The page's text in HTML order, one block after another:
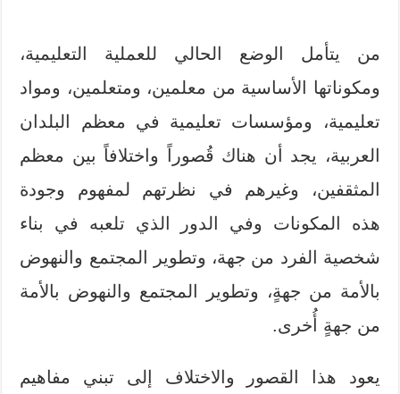
من يتأمل الوضع الحالي للعملية التعليمية،
ومكوناتها الأساسية من معلمين، ومتعلمين، ومواد
تعليمية، ومؤسسات تعليمية في معظم البلدان
العربية، يجد أن هناك قُصوراً واختلافاً بين معظم
المثقفين، وغيرهم في نظرتهم لمفهوم وجودة
هذه المكونات وفي الدور الذي تلعبه في بناء
شخصية الفرد من جهة، وتطوير المجتمع والنهوض
بالأمة من جهةٍ، وتطوير المجتمع والنهوض بالأمة
من جهةٍ أُخرى.
يعود هذا القصور والاختلاف إلى تبني مفاهيم